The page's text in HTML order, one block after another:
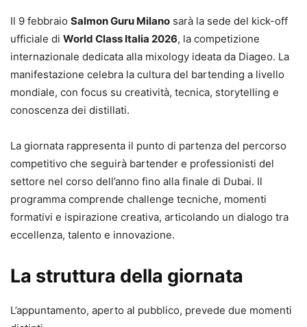
Il 9 febbraio Salmon Guru Milano sarà la sede del kick-off
ufficiale di World Class Italia 2026, la competizione
internazionale dedicata alla mixology ideata da Diageo. La
manifestazione celebra la cultura del bartending a livello
mondiale, con focus su creatività, tecnica, storytelling e
conoscenza dei distillati.
La giornata rappresenta il punto di partenza del percorso
competitivo che seguirà bartender e professionisti del
settore nel corso dell’anno fino alla finale di Dubai. Il
programma comprende challenge tecniche, momenti
formativi e ispirazione creativa, articolando un dialogo tra
eccellenza, talento e innovazione.
La struttura della giornata
L’appuntamento, aperto al pubblico, prevede due momenti